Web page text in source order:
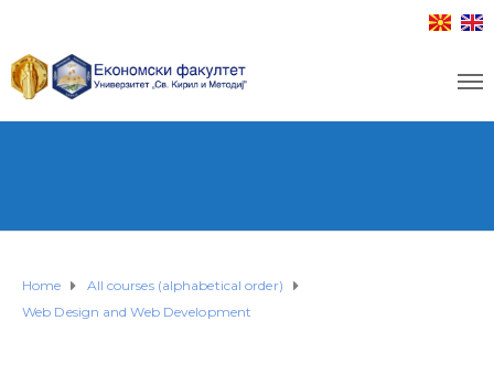
Home
All courses (alphabetical order)
Web Design and Web Development